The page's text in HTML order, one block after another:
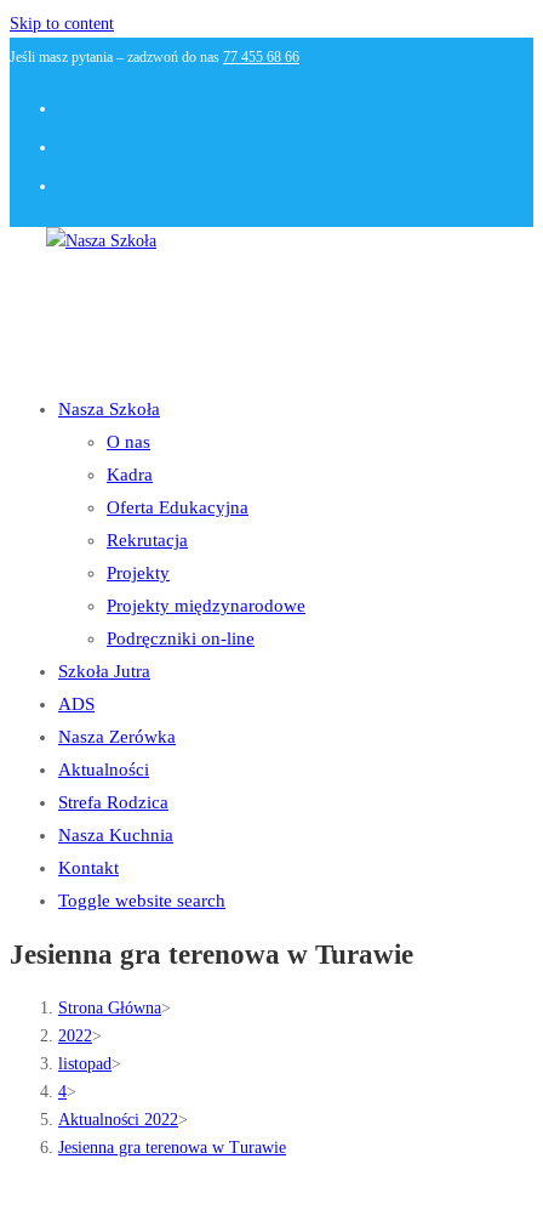
Skip to content
Jeśli masz pytania – zadzwoń do nas 77 455 68 66
Nasza Szkoła
O nas
Kadra
Oferta Edukacyjna
Rekrutacja
Projekty
Projekty międzynarodowe
Podręczniki on-line
Szkoła Jutra
ADS
Nasza Zerówka
Aktualności
Strefa Rodzica
Nasza Kuchnia
Kontakt
Toggle website search
Jesienna gra terenowa w Turawie
Strona Główna>
2022>
listopad>
4>
Aktualności 2022>
Jesienna gra terenowa w Turawie